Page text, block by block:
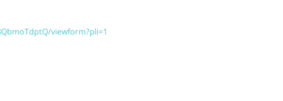
viewform?pli=1